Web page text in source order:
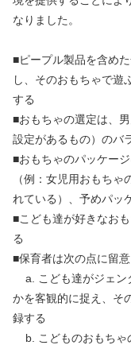
なりました。
■ピープル製品を含め
し、そのおもちゃで遊
する
■おもちゃの選定は、
設定があるもの）のバ
■おもちゃのパッケー
（例：女児用おもち
れている）、予めパッ
■こども達が好きなお
る
■保育者は次の点に留
かを客観的に捉え、そ
録する